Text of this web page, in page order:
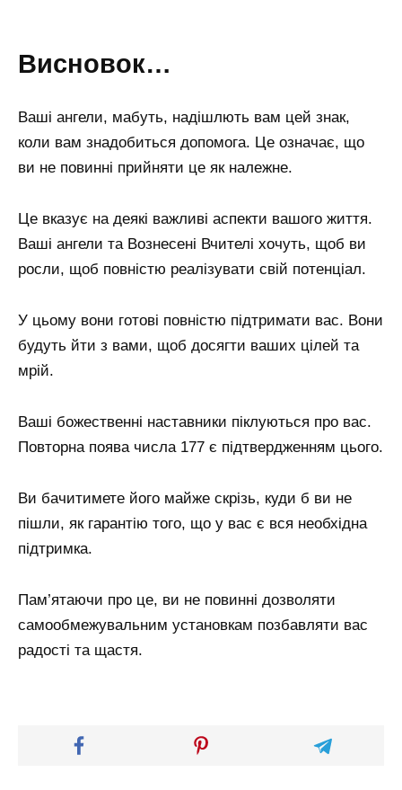
Висновок…
Ваші ангели, мабуть, надішлють вам цей знак,
коли вам знадобиться допомога. Це означає, що
ви не повинні прийняти це як належне.
Це вказує на деякі важливі аспекти вашого життя.
Ваші ангели та Вознесені Вчителі хочуть, щоб ви
росли, щоб повністю реалізувати свій потенціал.
У цьому вони готові повністю підтримати вас. Вони
будуть йти з вами, щоб досягти ваших цілей та
мрій.
Ваші божественні наставники піклуються про вас.
Повторна поява числа 177 є підтвердженням цього.
Ви бачитимете його майже скрізь, куди б ви не
пішли, як гарантію того, що у вас є вся необхідна
підтримка.
Пам’ятаючи про це, ви не повинні дозволяти
самообмежувальним установкам позбавляти вас
радості та щастя.